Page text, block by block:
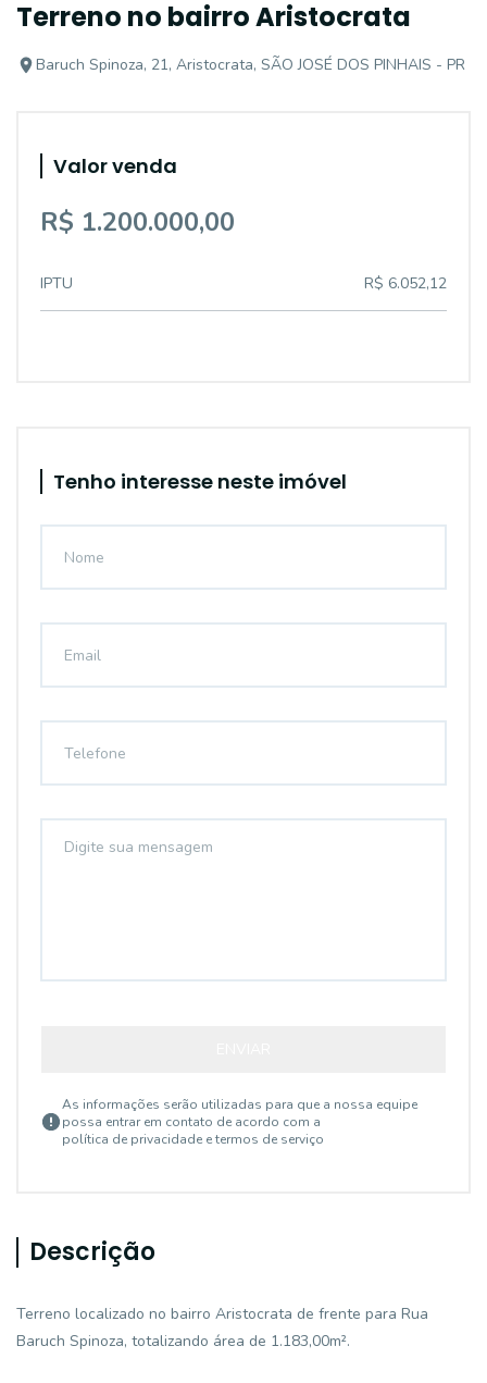
Terreno no bairro Aristocrata
Baruch Spinoza, 21, Aristocrata, SÃO JOSÉ DOS PINHAIS - PR
Valor venda
R$ 1.200.000,00
IPTU R$ 6.052,12
Tenho interesse neste imóvel
As informações serão utilizadas para que a nossa equipe
possa entrar em contato de acordo com a
política de privacidade e termos de serviço
Descrição
Terreno localizado no bairro Aristocrata de frente para Rua
Baruch Spinoza, totalizando área de 1.183,00m².